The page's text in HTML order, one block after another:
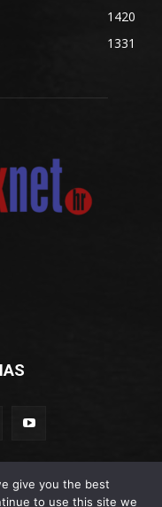
1420
1331
give you the best
to use this site we